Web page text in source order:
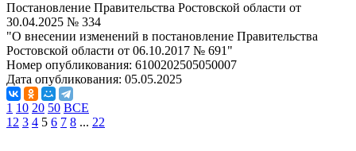
Постановление Правительства Ростовской области от
30.04.2025 № 334
"О внесении изменений в постановление Правительства
Ростовской области от 06.10.2017 № 691"
Номер опубликования: 6100202505050007
Дата опубликования: 05.05.2025
1 10 20 50 ВСЕ
1 2 3 4 5 6 7 8 ... 22